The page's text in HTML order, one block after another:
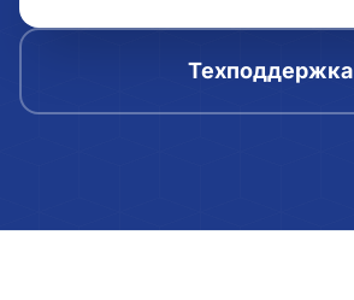
Техподдержка